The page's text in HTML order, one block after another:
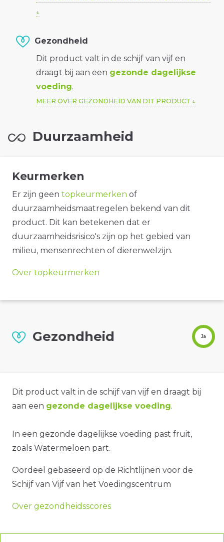
Gezondheid
Dit product valt in de schijf van vijf en
draagt bij aan een gezonde dagelijkse
voeding.
MEER OVER GEZONDHEID VAN DIT PRODUCT
Duurzaamheid
Keurmerken
Er zijn geen topkeurmerken of
duurzaamheidsmaatregelen bekend van dit
product. Dit kan betekenen dat er
duurzaamheidsrisico's zijn op het gebied van
milieu, mensenrechten of dierenwelzijn.
Over topkeurmerken
Gezondheid Ja
Dit product valt in de schijf van vijf en draagt bij
aan een gezonde dagelijkse voeding.
In een gezonde dagelijkse voeding past fruit,
zoals Watermeloen part.
Oordeel gebaseerd op de Richtlijnen voor de
Schijf van Vijf van het Voedingscentrum
Over gezondheidsscores